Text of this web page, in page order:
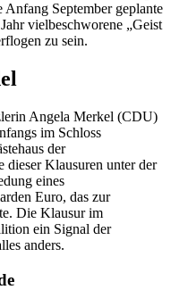
September geplante
vielbeschworene „Geist
zu sein.
Angela Merkel (CDU)
im Schloss
der
dieser Klausuren unter der
eines
Euro, das zur
Die Klausur im
ein Signal der
anders.